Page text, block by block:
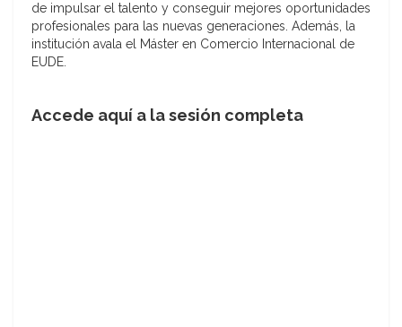
de impulsar el talento y conseguir mejores oportunidades
profesionales para las nuevas generaciones. Además, la
institución avala el Máster en Comercio Internacional de
EUDE.
Accede aquí a la sesión completa